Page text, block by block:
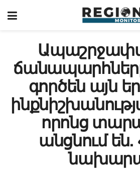
գործեն այն
որոնց
անցնում